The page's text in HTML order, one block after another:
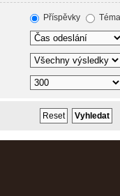
Příspěvky